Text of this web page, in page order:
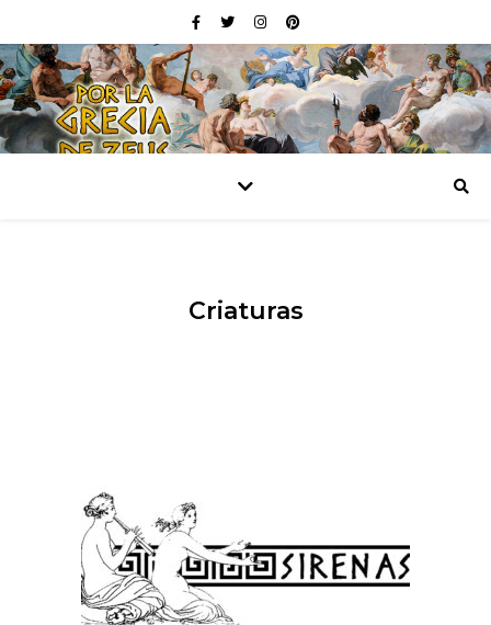
Criaturas